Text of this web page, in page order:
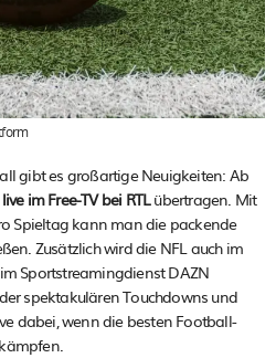
gibt es großartige Neuigkeiten: Ab
im Free-TV bei RTLübertragen. Mit
Spieltag kann man die packende
Zusätzlich wird die NFL auch im
Sportstreamingdienst DAZN
spektakulären Touchdowns und
dabei, wenn die besten Football-